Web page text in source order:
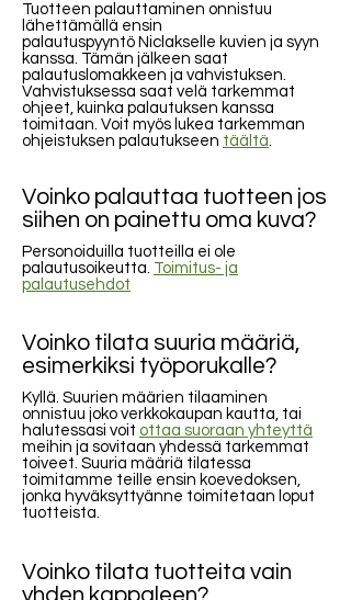
Tuotteen palauttaminen onnistuu
lähettämällä ensin
palautuspyyntö Niclakselle kuvien ja syyn
kanssa. Tämän jälkeen saat
palautuslomakkeen ja vahvistuksen.
Vahvistuksessa saat velä tarkemmat
ohjeet, kuinka palautuksen kanssa
toimitaan. Voit myös lukea tarkemman
ohjeistuksen palautukseen täältä.
Voinko palauttaa tuotteen jos
siihen on painettu oma kuva?
Personoiduilla tuotteilla ei ole
palautusoikeutta. Toimitus- ja
palautusehdot
Voinko tilata suuria määriä,
esimerkiksi työporukalle?
Kyllä. Suurien määrien tilaaminen
onnistuu joko verkkokaupan kautta, tai
halutessasi voit ottaa suoraan yhteyttä
meihin ja sovitaan yhdessä tarkemmat
toiveet. Suuria määriä tilatessa
toimitamme teille ensin koevedoksen,
jonka hyväksyttyänne toimitetaan loput
tuotteista.
Voinko tilata tuotteita vain
yhden kappaleen?